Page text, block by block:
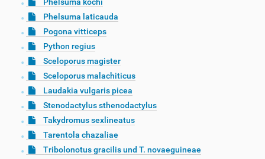
Phelsuma kochi
Phelsuma laticauda
Pogona vitticeps
Python regius
Sceloporus magister
Sceloporus malachiticus
Laudakia vulgaris picea
Stenodactylus sthenodactylus
Takydromus sexlineatus
Tarentola chazaliae
Tribolonotus gracilis und T. novaeguineae